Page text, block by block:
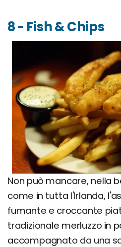
8 - Fish & Chips
Non può mancare, nella
come in tutta l'Irlanda,
fumante e croccante
tradizionale merluzzo in
accompagnato da una